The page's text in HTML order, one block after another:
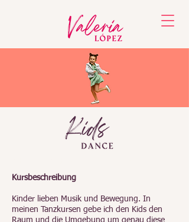
Kursbeschreibung
Kinder lieben Musik und Bewegung. In
meinen Tanzkursen gebe ich den Kids den
Raum und die Umgebung um genau diese